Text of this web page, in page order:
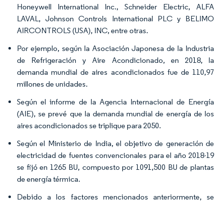
Honeywell International Inc., Schneider Electric, ALFA
LAVAL, Johnson Controls International PLC y BELIMO
AIRCONTROLS (USA), INC, entre otras.
Por ejemplo, según la Asociación Japonesa de la Industria
de Refrigeración y Aire Acondicionado, en 2018, la
demanda mundial de aires acondicionados fue de 110,97
millones de unidades.
Según el informe de la Agencia Internacional de Energía
(AIE), se prevé que la demanda mundial de energía de los
aires acondicionados se triplique para 2050.
Según el Ministerio de India, el objetivo de generación de
electricidad de fuentes convencionales para el año 2018-19
se fijó en 1265 BU, compuesto por 1091,500 BU de plantas
de energía térmica.
Debido a los factores mencionados anteriormente, se